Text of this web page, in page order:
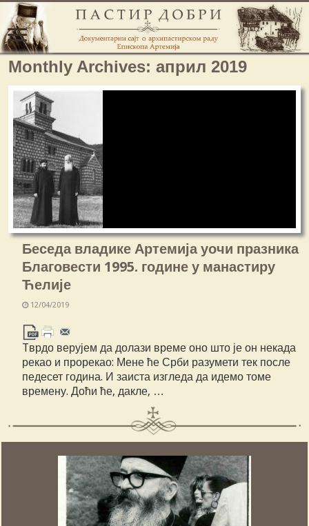
Monthly Archives:април 2019
Беседа владике Артемија уочи празника
Благовести 1995. године у манастиру
Ћелије
12/04/2019
Tврдо верујем да долази време оно што је он некада
рекао и прорекао: Мене ће Срби разумети тек после
педесет година. И заиста изгледа да идемо томе
времену. Доћи ће, дакле, …